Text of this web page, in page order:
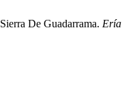
De Guadarrama. Ería